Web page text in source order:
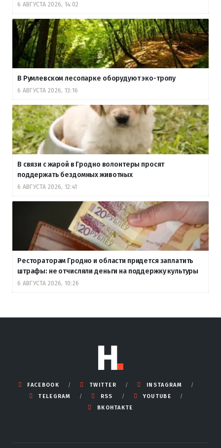
6 АВГУСТА 2026, 14:02
В Румлевском лесопарке оборудуют эко-тропу
6 АВГУСТА 2026, 13:16
В связи с жарой в Гродно волонтеры просят
поддержать бездомных животных
6 АВГУСТА 2026, 12:41
Рестораторам Гродно и области придется заплатить
штрафы: не отчисляли деньги на поддержку культуры
6 АВГУСТА 2026, 10:26
FACEBOOK TWITTER
INSTAGRAM
TELEGRAM
RSS
YOUTUBE
ВКОНТАКТЕ